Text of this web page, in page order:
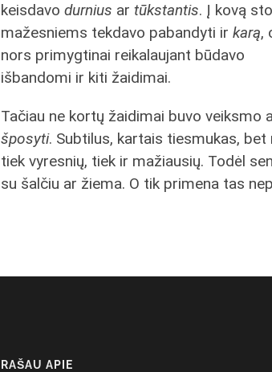
keisdavo durnius ar tūkstantis. Į kovą
mažesniems tekdavo pabandyti ir karą,
nors primygtinai reikalaujant būdavo
išbandomi ir kiti žaidimai.
Tačiau ne kortų žaidimai buvo veiksmo
šposyti. Subtilus, kartais tiesmukas,
tiek vyresnių, tiek ir mažiausių. Todėl
su šalčiu ar žiema. O tik primena tas
RAŠAU APIE